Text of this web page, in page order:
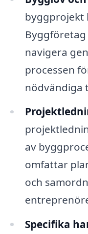
byggprojekt
navigera
processen
nödvändiga
av
omfattar
och
Specifika